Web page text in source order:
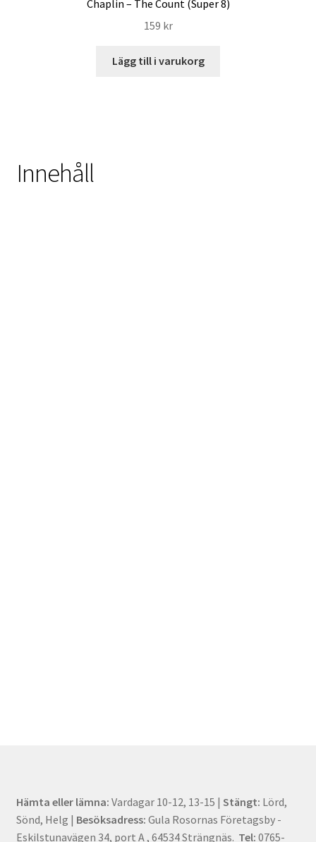
Chaplin – The Count (Super 8)
159 kr
Lägg till i varukorg
Innehåll
Hämta eller lämna: Vardagar 10-12, 13-15 | Stängt: Lörd,
Sönd, Helg | Besöksadress: Gula Rosornas Företagsby -
Eskilstunavägen 34, port A , 64534 Strängnäs. Tel: 0765-